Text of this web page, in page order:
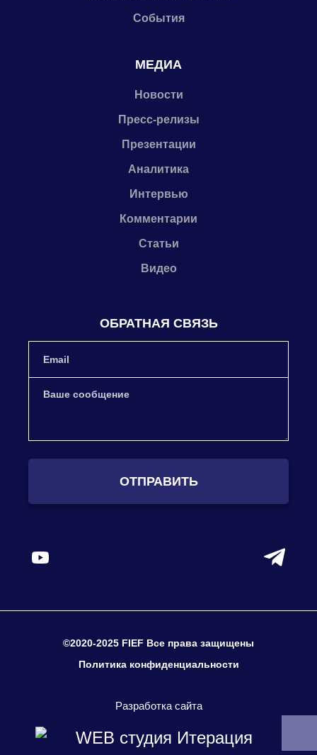
События
МЕДИА
Новости
Пресс-релизы
Презентации
Аналитика
Интервью
Комментарии
Статьи
Видео
ОБРАТНАЯ СВЯЗЬ
ОТПРАВИТЬ
©2020-2025 FIEF Все права защищены
Политика конфиденциальности
Разработка сайта